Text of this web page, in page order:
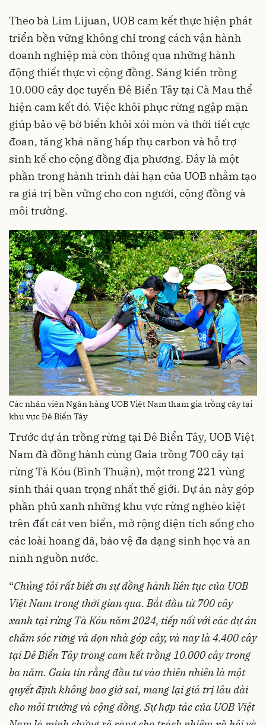
Theo bà Lim Lijuan, UOB cam kết thực hiện phát
triển bền vững không chỉ trong cách vận hành
doanh nghiệp mà còn thông qua những hành
động thiết thực vì cộng đồng. Sáng kiến trồng
10.000 cây dọc tuyến Đê Biển Tây tại Cà Mau thể
hiện cam kết đó. Việc khôi phục rừng ngập mặn
giúp bảo vệ bờ biển khỏi xói mòn và thời tiết cực
đoan, tăng khả năng hấp thụ carbon và hỗ trợ
sinh kế cho cộng đồng địa phương. Đây là một
phần trong hành trình dài hạn của UOB nhằm tạo
ra giá trị bền vững cho con người, cộng đồng và
môi trường.
Các nhân viên Ngân hàng UOB Việt Nam tham gia trồng cây tại
khu vực Đê Biển Tây
Trước dự án trồng rừng tại Đê Biển Tây, UOB Việt
Nam đã đồng hành cùng Gaia trồng 700 cây tại
rừng Tà Kóu (Bình Thuận), một trong 221 vùng
sinh thái quan trọng nhất thế giới. Dự án này góp
phần phủ xanh những khu vực rừng nghèo kiệt
trên đất cát ven biển, mở rộng diện tích sống cho
các loài hoang dã, bảo vệ đa dạng sinh học và an
ninh nguồn nước.
“Chúng tôi rất biết ơn sự đồng hành liên tục của UOB
Việt Nam trong thời gian qua. Bắt đầu từ 700 cây
xanh tại rừng Tà Kóu năm 2024, tiếp nối với các dự án
chăm sóc rừng và dọn nhà góp cây, và nay là 4.400 cây
tại Đê Biển Tây trong cam kết trồng 10.000 cây trong
ba năm. Gaia tin rằng đầu tư vào thiên nhiên là một
quyết định không bao giờ sai, mang lại giá trị lâu dài
cho môi trường và cộng đồng. Sự hợp tác của UOB Việt